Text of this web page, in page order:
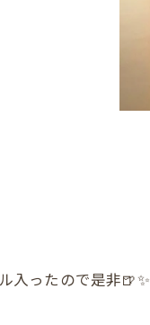
入ったので是非🍺✨